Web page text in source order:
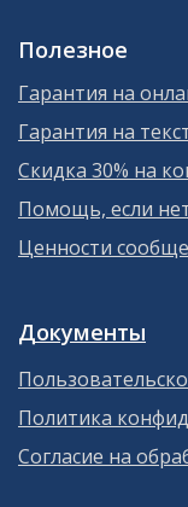
Полезное
Гарантия на
Гарантия на
Скидка 30% на
Помощь, если
Ценности
Документы
Политика
Согласие на